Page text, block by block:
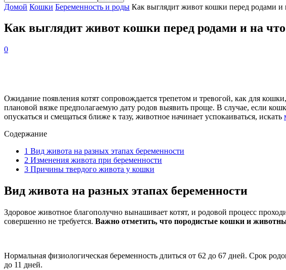
Домой Кошки Беременность и роды Как выглядит живот кошки перед родами
Как выглядит живот кошки перед родами и на
0
Ожидание появления котят сопровождается трепетом и тревогой, как для
плановой вязке предполагаемую дату родов выявить проще. В случае, если
опускаться и смещаться ближе к тазу, животное начинает успокаиваться, искать
Содержание
1 Вид живота на разных этапах беременности
2 Изменения живота при беременности
3 Причины твердого живота у кошки
Вид живота на разных этапах беременности
Здоровое животное благополучно вынашивает котят, и родовой процесс
совершенно не требуется. Важно отметить, что породистые кошки и
Нормальная физиологическая беременность длиться от 62 до 67 дней. Срок
до 11 дней.